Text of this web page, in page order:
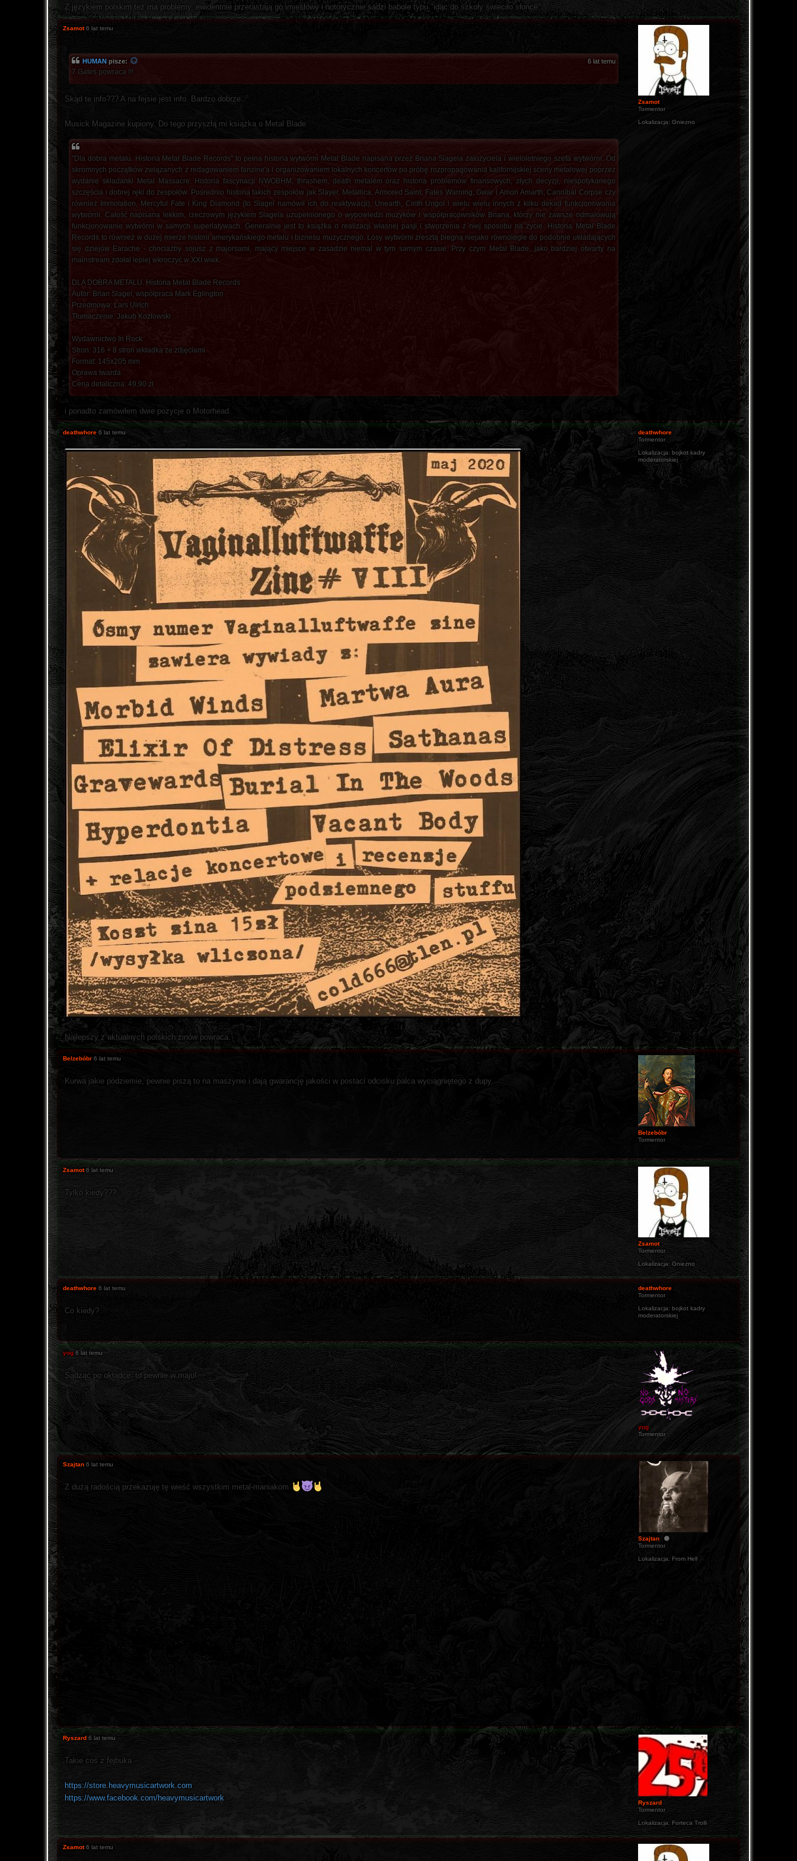
Z językiem polskim też ma problemy, ewidentnie przerastają go imiesłowy i notorycznie sadzi babole typu "idąc do szkoły świeciło słońce".
Zsamot
Tormentor
Lokalizacja: Gniezno
Zsamot 6 lat temu
HUMAN pisze: 6 lat temu
7 Gates powraca !!!
Skąd te info??? A na fejsie jest info. Bardzo dobrze.
Musick Magazine kupiony. Do tego przyszłą mi książka o Metal Blade
"Dla dobra metalu. Historia Metal Blade Records" to pełna historia wytwórni Metal Blade napisana przez Briana Slagela założyciela i wieloletniego szefa wytwórni. Od
skromnych początków związanych z redagowaniem fanzine'a i organizowaniem lokalnych koncertów po próbę rozpropagowania kalifornijskiej sceny metalowej poprzez
wydanie składanki Metal Massacre. Historia fascynacji NWOBHM, thrashem, death metalem oraz historia problemów finansowych, złych decyzji, niespotykanego
szczęścia i dobrej ręki do zespołów. Pośrednio historia takich zespołów jak Slayer, Metallica, Armored Saint, Fates Warning, Gwar i Amon Amarth, Cannibal Corpse czy
również Immolation, Mercyful Fate i King Diamond (to Slagel namówił ich do reaktywacji), Unearth, Cirith Ungol i wielu wielu innych z kilku dekad funkcjonowania
wytwórni. Całość napisana lekkim, rzeczowym językiem Slagela uzupełnionego o wypowiedzi muzyków i współpracowników Briana, którzy nie zawsze odmalowują
funkcjonowanie wytwórni w samych superlatywach. Generalnie jest to książka o realizacji własnej pasji i stworzenia z niej sposobu na życie. Historia Metal Blade
Records to również w dużej mierze historii amerykańskiego metalu i biznesu muzycznego. Losy wytwórni zresztą biegną niejako równolegle do podobnie układających
się dziejów Earache - chociażby sojusz z majorsami, mający miejsce w zasadzie niemal w tym samym czasie. Przy czym Metal Blade, jako bardziej otwarty na
mainstream zdołał lepiej wkroczyć w XXI wiek.
DLA DOBRA METALU. Historia Metal Blade Records
Autor: Brian Slagel, współpraca Mark Eglington
Przedmowa: Lars Ulrich
Tłumaczenie: Jakub Kozłowski
Wydawnictwo In Rock
Stron: 316 + 8 stron wkładka ze zdjęciami
Format: 145x205 mm
Oprawa twarda
Cena detaliczna: 49,90 zł
i ponadto zamówiłem dwie pozycje o Motorhead.
deathwhore
Tormentor
Lokalizacja: bojkot kadry
moderatorskiej
deathwhore 6 lat temu
Najlepszy z aktualnych polskich zinów powraca.
Belzebóbr
Tormentor
Belzebóbr 6 lat temu
Kurwa jakie podziemie, pewnie piszą to na maszynie i dają gwarancję jakości w postaci odcisku palca wyciągniętego z dupy.
Zsamot
Tormentor
Lokalizacja: Gniezno
Zsamot 6 lat temu
Tylko kiedy???
deathwhore
Tormentor
Lokalizacja: bojkot kadry
moderatorskiej
deathwhore 6 lat temu
Co kiedy?
yog
Tormentor
yog 6 lat temu
Sądząc po okładce, to pewnie w maju!
Szajtan
Tormentor
Lokalizacja: From Hell
Szajtan 6 lat temu
Z dużą radością przekazuję tę wieść wszystkim metal-maniakom
Ryszard
Tormentor
Lokalizacja: Forteca Trolli
Ryszard 6 lat temu
Takie coś z fejbuka
https://store.heavymusicartwork.com
https://www.facebook.com/heavymusicartwork
Zsamot 6 lat temu